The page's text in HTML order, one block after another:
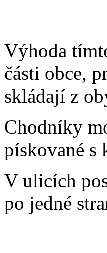
Výhoda
části obce,
skládají z
Chodníky
pískované s
V ulicích
po jedné